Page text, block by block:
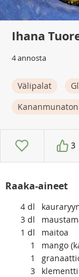
Ihana
4 annosta
Välipalat
Kananmunaton
3
Raaka-aineet
4 dl
3 dl
1 dl
maitoa
1
mango
1
3